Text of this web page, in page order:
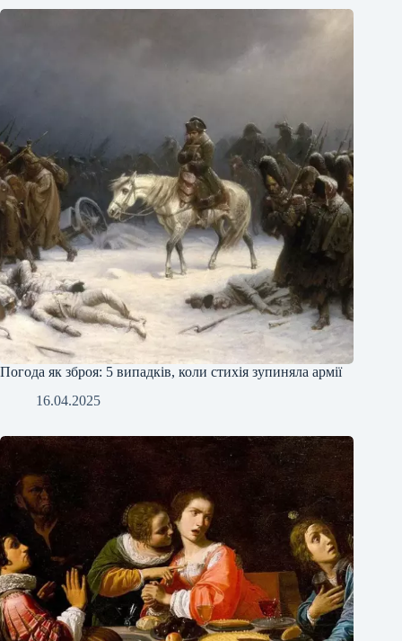
Погода як зброя: 5 випадків, коли стихія зупиняла армії
16.04.2025